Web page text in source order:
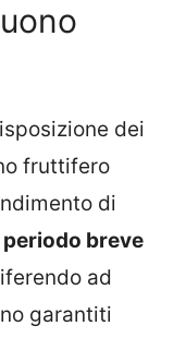
dei
fruttifero
di
periodo breve
ad
garantiti